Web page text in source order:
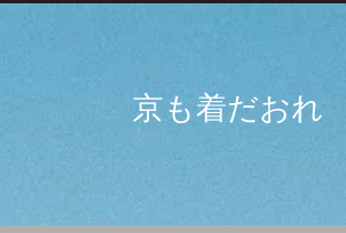
京も着だおれ